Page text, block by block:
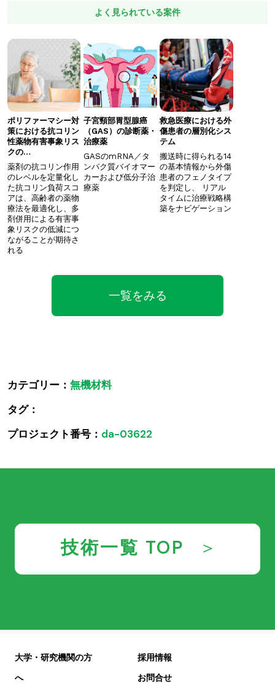
よく見られている案件
ポリファーマシー対
策における抗コリン
性薬物有害事象リス
クの…
薬剤の抗コリン作用
のレベルを定量化し
た抗コリン負荷スコ
アは、高齢者の薬物
療法を最適化し、多
剤併用による有害事
象リスクの低減につ
ながることが期待さ
れる
子宮頸部胃型腺癌
（GAS）の診断薬・
治療薬
GASのmRNA／タ
ンパク質バイオマー
カーおよび低分子治
療薬
救急医療における外
傷患者の層別化シス
テム
搬送時に得られる14
の基本情報から外傷
患者のフェノタイプ
を判定し、 ​リアル
タイムに治療戦略構
築をナビゲーション
一覧をみる
カテゴリー： 無機材料
タグ：
プロジェクト番号： da-03622
技術一覧 TOP
大学・研究機関の方
へ
採用情報
お問合せ